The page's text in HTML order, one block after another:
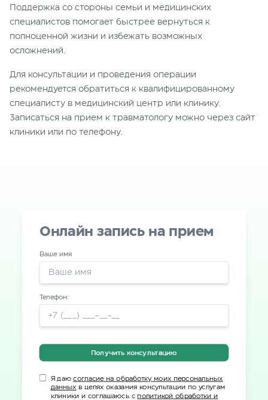
Поддержка со стороны семьи и медицинских
специалистов помогает быстрее вернуться к
полноценной жизни и избежать возможных
осложнений.
Для консультации и проведения операции
рекомендуется обратиться к квалифицированному
специалисту в медицинский центр или клинику.
Записаться на прием к травматологу можно через сайт
клиники или по телефону.
Онлайн запись на прием
Ваше имя
Телефон:
Получить консультацию
Я даюсогласие на обработку моих персональных
данных в целях оказания консультации по услугам
клиники и соглашаюсь с политикой обработки и